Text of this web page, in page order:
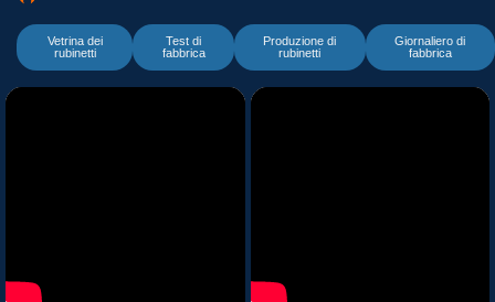
Vetrina dei
rubinetti
Test di
fabbrica
Produzione di
rubinetti
Giornaliero di
fabbrica